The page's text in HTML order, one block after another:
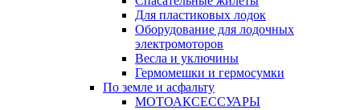
Для пластиковых лодок
Оборудование для лодочных
электромоторов
Весла и уключины
Гермомешки и гермосумки
По земле и асфальту
МОТОАКСЕССУАРЫ